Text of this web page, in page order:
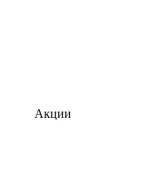
Акции